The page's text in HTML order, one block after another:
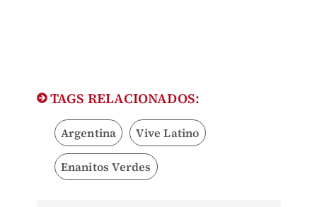
TAGS RELACIONADOS:
Argentina Vive Latino
Enanitos Verdes